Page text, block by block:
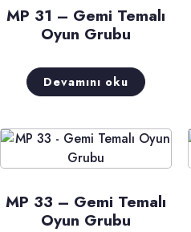
MP 31 – Gemi Temalı
Oyun Grubu
Devamını oku
MP 33 – Gemi Temalı
Oyun Grubu